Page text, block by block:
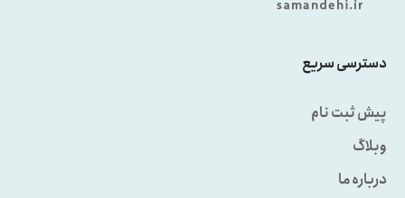
دسترسی سریع
پیش ثبت نام
وبلاگ
درباره ما